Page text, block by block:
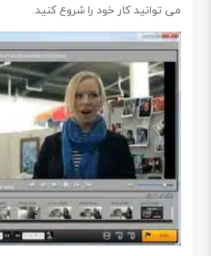
می توانید کار خود را شروع کنید.